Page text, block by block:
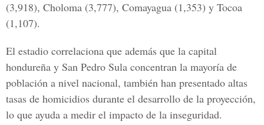
(3,918), Choloma (3,777), Comayagua (1,353) y Tocoa
(1,107).
El estadio correlaciona que además que la capital
hondureña y San Pedro Sula concentran la mayoría de
población a nivel nacional, también han presentado altas
tasas de homicidios durante el desarrollo de la proyección,
lo que ayuda a medir el impacto de la inseguridad.